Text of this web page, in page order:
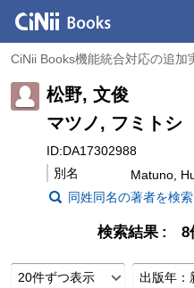
CiNii Books機能統合対応の追加
松野, 文俊
マツノ, フミトシ
ID:DA17302988
別名
Matuno,
同姓同名の著者を検索
検索結果 8
20件ずつ表示 出版年：